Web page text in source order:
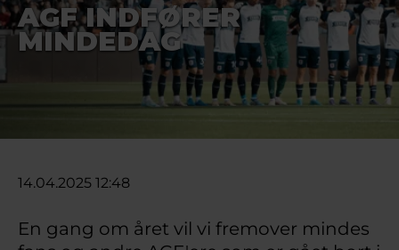
AGF INDFØRER
MINDEDAG
14.04.2025 12:48
En gang om året vil vi fremover mindes